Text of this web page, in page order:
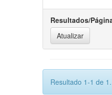
Resultados/
Resultado 1-1 de 1.